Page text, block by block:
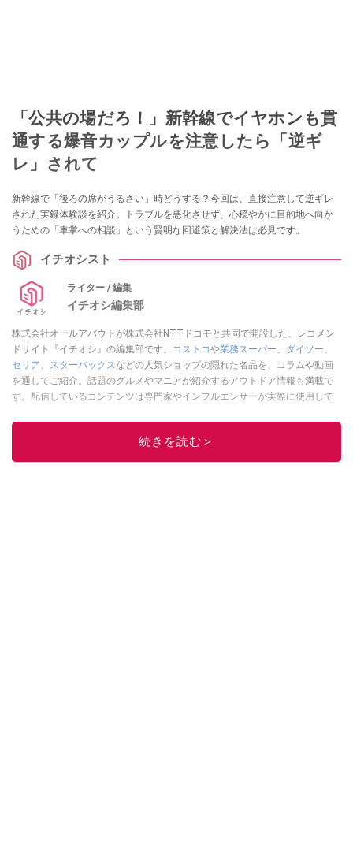
「公共の場だろ！」新幹線でイヤホンも貫
通する爆音カップルを注意したら「逆ギ
レ」されて
新幹線で「後ろの席がうるさい」時どうする？今回は、直接注意して逆ギレ
された実録体験談を紹介。トラブルを悪化させず、心穏やかに目的地へ向か
うための「車掌への相談」という賢明な回避策と解決法は必見です。
イチオシスト
ライター / 編集
イチオシ編集部
株式会社オールアバウトが株式会社NTTドコモと共同で開設した、レコメン
ドサイト『イチオシ』の編集部です。
コストコや業務スーパー ダイソー
セリア
スターバックス などの人気ショップの隠れた名品を、コラムや動画
を通してご紹介。話題のグルメやマニアが紹介するアウトドア情報も満載で
す。配信しているコンテンツは専門家やインフルエンサーが実際に使用して
ニュースでフォロー
続きを読む＞